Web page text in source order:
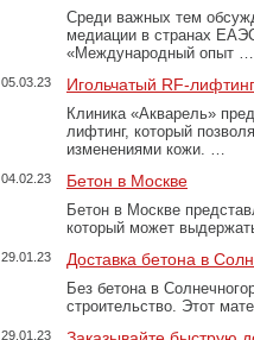
Среди важных тем
медиации в странах
«Международный опыт …
05.03.23 Игольчатый RF-
Клиника «Акварель»
лифтинг, который
изменениями кожи. …
04.02.23 Бетон в Москве
Бетон в Москве
который может
29.01.23 Доставка бетона в
Без бетона в
строительство. Этот
29.01.23